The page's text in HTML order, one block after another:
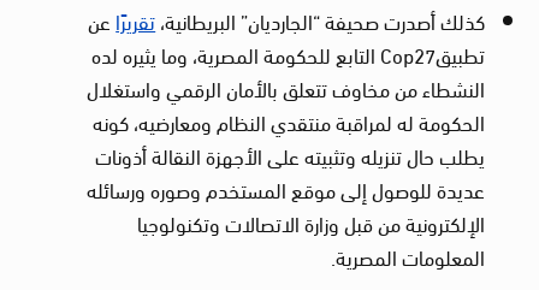
كذلك أصدرت صحيفة “الجارديان” البريطانية،تقريرًاعن
تطبيقCop27 التابع للحكومة المصرية، وما يثيره لده
النشطاء من مخاوف تتعلق بالأمان الرقمي واستغلال
الحكومة له لمراقبة منتقدي النظام ومعارضيه، كونه
يطلب حال تنزيله وتثبيته على الأجهزة النقالة أذونات
عديدة للوصول إلى موقع المستخدم وصوره ورسائله
الإلكترونية من قبل وزارة الاتصالات وتكنولوجيا
المعلومات المصرية.